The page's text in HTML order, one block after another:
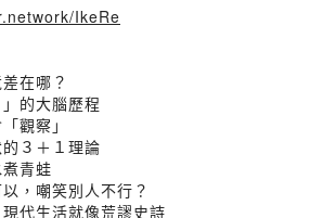
IkeRe
在哪？
的大腦歷程
觀察」
３＋１理論
青蛙
，嘲笑別人不行？
代生活就像荒謬史詩